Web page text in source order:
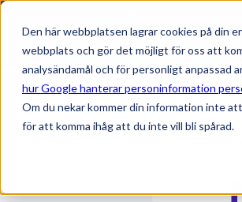
Den här webbplatsen lagrar cookies på din
webbplats och gör det möjligt för oss att
analysändamål och för personligt anpassad
hur Google hanterar personinformation
Om du nekar kommer din information inte
för att komma ihåg att du inte vill bli spårad.